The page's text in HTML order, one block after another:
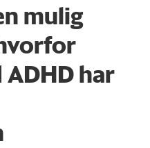
mulig
har